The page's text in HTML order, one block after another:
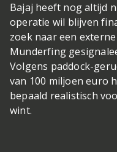
Bajaj heeft nog altijd
operatie wil blijven
zoek naar een
Munderfing
Volgens paddock-
van 100 miljoen euro
bepaald realistisch
wint.